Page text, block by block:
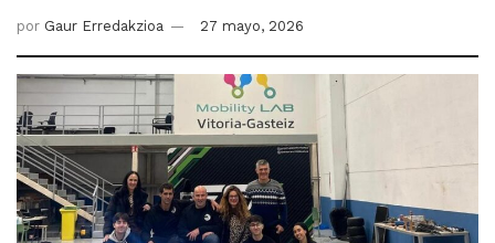
por Gaur Erredakzioa 27 mayo, 2026